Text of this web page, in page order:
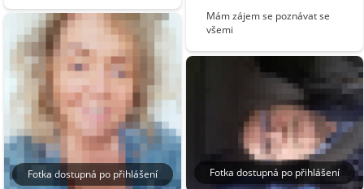
Fotka dostupná po přihlášení
Mám zájem se poznávat se
všemi
Fotka dostupná po přihlášení